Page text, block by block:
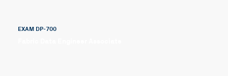
EXAM DP-700